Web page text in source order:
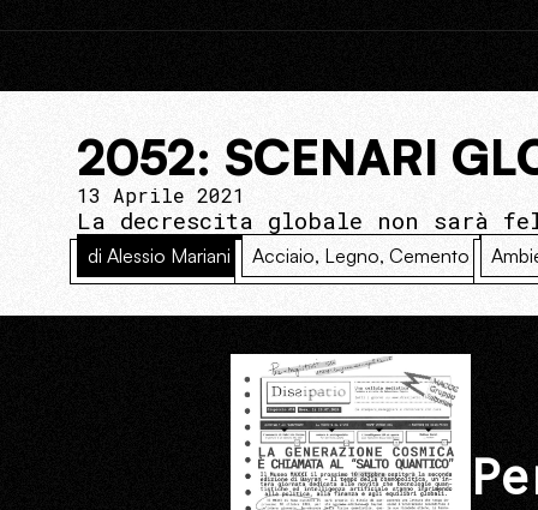
2052: SCENARI
13 Aprile 2021
La decrescita globale non sarà
di Alessio Mariani Acciaio, Legno, Cemento